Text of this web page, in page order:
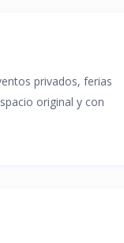
privados, ferias
original y con